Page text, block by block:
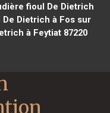
fioul De Dietrich
Dietrich à Fos sur
à Feytiat 87220